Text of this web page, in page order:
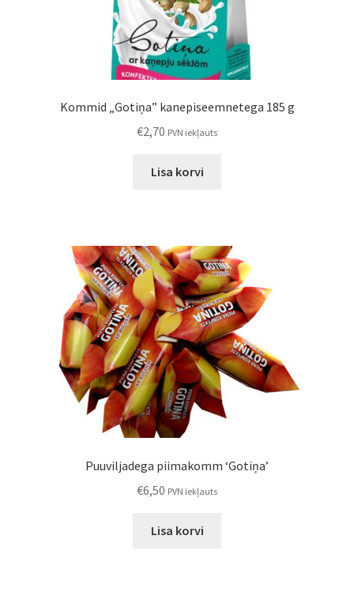
Kommid „Gotiņa” kanepiseemnetega 185 g
€2,70 PVN iekļauts
Lisa korvi
Puuviljadega piimakomm ‘Gotiņa’
€6,50 PVN iekļauts
Lisa korvi